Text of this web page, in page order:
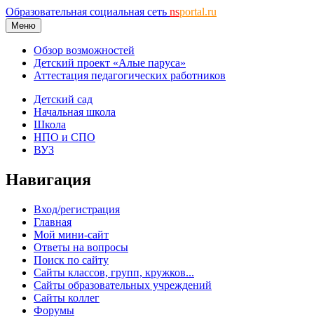
Образовательная социальная сеть nsportal.ru
Меню
Обзор возможностей
Детский проект «Алые паруса»
Аттестация педагогических работников
Детский сад
Начальная школа
Школа
НПО и СПО
ВУЗ
Навигация
Вход/регистрация
Главная
Мой мини-сайт
Ответы на вопросы
Поиск по сайту
Сайты классов, групп, кружков...
Сайты образовательных учреждений
Сайты коллег
Форумы